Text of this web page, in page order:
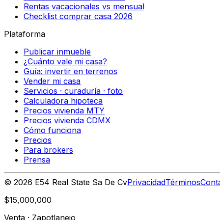
Rentas vacacionales vs mensual
Checklist comprar casa 2026
Plataforma
Publicar inmueble
¿Cuánto vale mi casa?
Guía: invertir en terrenos
Vender mi casa
Servicios · curaduría · foto
Calculadora hipoteca
Precios vivienda MTY
Precios vivienda CDMX
Cómo funciona
Precios
Para brokers
Prensa
© 2026 E54 Real State Sa De CvPrivacidadTérminos
$15,000,000
Venta · Zapotlanejo